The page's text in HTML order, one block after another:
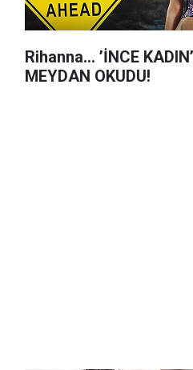
Rihanna... ’İNCE
MEYDAN OKUDU!